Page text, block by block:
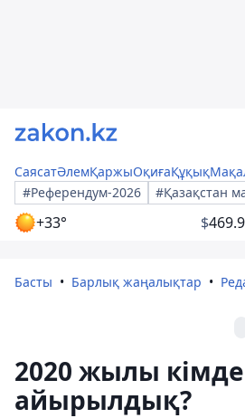
СаясатӘлемҚаржыОқиғаҚұқық
#Референдум-2026
#Қазақстан
+33° $
Басты Барлық жаңалықтар
2020 жылы
айырылдық?